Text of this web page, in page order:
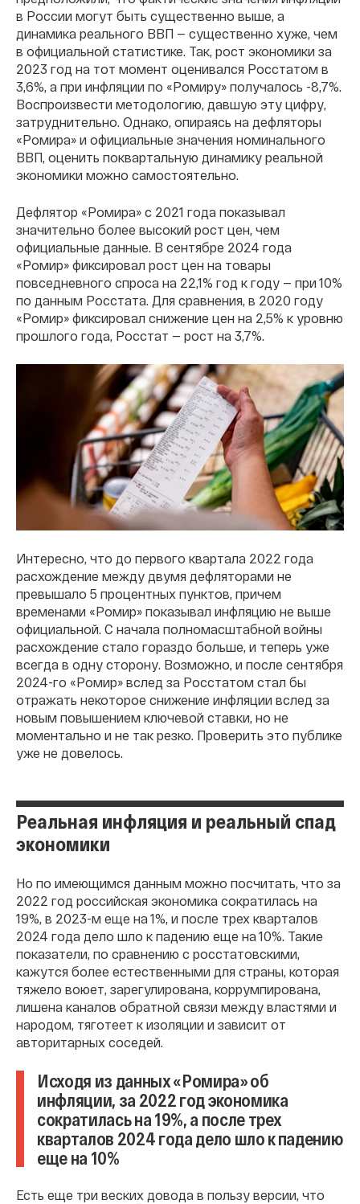
в России могут быть существенно выше, а
динамика реального ВВП — существенно хуже, чем
в официальной статистике. Так, рост экономики за
2023 год на тот момент оценивался Росстатом в
3,6%, а при инфляции по «Ромиру» получалось -8,7%.
Воспроизвести методологию, давшую эту цифру,
затруднительно. Однако, опираясь на дефляторы
«Ромира» и официальные значения номинального
ВВП, оценить поквартальную динамику реальной
экономики можно самостоятельно.
Дефлятор «Ромира» с 2021 года показывал
значительно более высокий рост цен, чем
официальные данные. В сентябре 2024 года
«Ромир» фиксировал рост цен на товары
повседневного спроса на 22,1% год к году — при 10%
по данным Росстата. Для сравнения, в 2020 году
«Ромир» фиксировал снижение цен на 2,5% к уровню
прошлого года, Росстат — рост на 3,7%.
Интересно, что до первого квартала 2022 года
расхождение между двумя дефляторами не
превышало 5 процентных пунктов, причем
временами «Ромир» показывал инфляцию не выше
официальной. С начала полномасштабной войны
расхождение стало гораздо больше, и теперь уже
всегда в одну сторону. Возможно, и после сентября
2024-го «Ромир» вслед за Росстатом стал бы
отражать некоторое снижение инфляции вслед за
новым повышением ключевой ставки, но не
моментально и не так резко. Проверить это публике
уже не довелось.
Реальная инфляция и реальный спад
экономики
Но по имеющимся данным можно посчитать, что за
2022 год российская экономика сократилась на
19%, в 2023-м еще на 1%, и после трех кварталов
2024 года дело шло к падению еще на 10%. Такие
показатели, по сравнению с росстатовскими,
кажутся более естественными для страны, которая
тяжело воюет, зарегулирована, коррумпирована,
лишена каналов обратной связи между властями и
народом, тяготеет к изоляции и зависит от
авторитарных соседей.
Исходя из данных «Ромира» об
инфляции, за 2022 год экономика
сократилась на 19%, а после трех
кварталов 2024 года дело шло к падению
еще на 10%
Есть еще три веских довода в пользу версии, что